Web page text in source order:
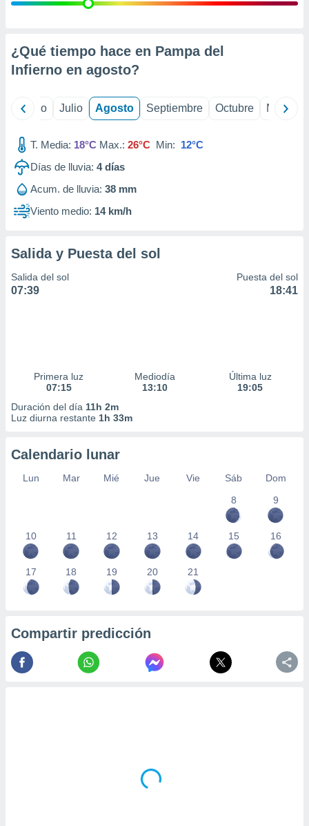
e
mediante
publicidad
de
1199
¿Qué tiempo hace en Pampa del
Infierno en agosto?
Junio Julio Agosto Septiembre Octubre
T. Media: 18°C Max.: 26°C Min: 12°C
Días de lluvia: 4días
Acum. de lluvia: 38 mm
Viento medio: 14 km/h
Salida y Puesta del sol
Salida del sol
07:39
Puesta del sol
18:41
Primera luz
07:15
Mediodía
13:10
Última luz
19:05
Duración del día 11h 2m
Luz diurna restante 1h 33m
Calendario lunar
Lun Mar Mié Jue Vie Sáb
Dom
8
9
10 11 12 13 14 15 16
17 18 19 20 21
Compartir predicción